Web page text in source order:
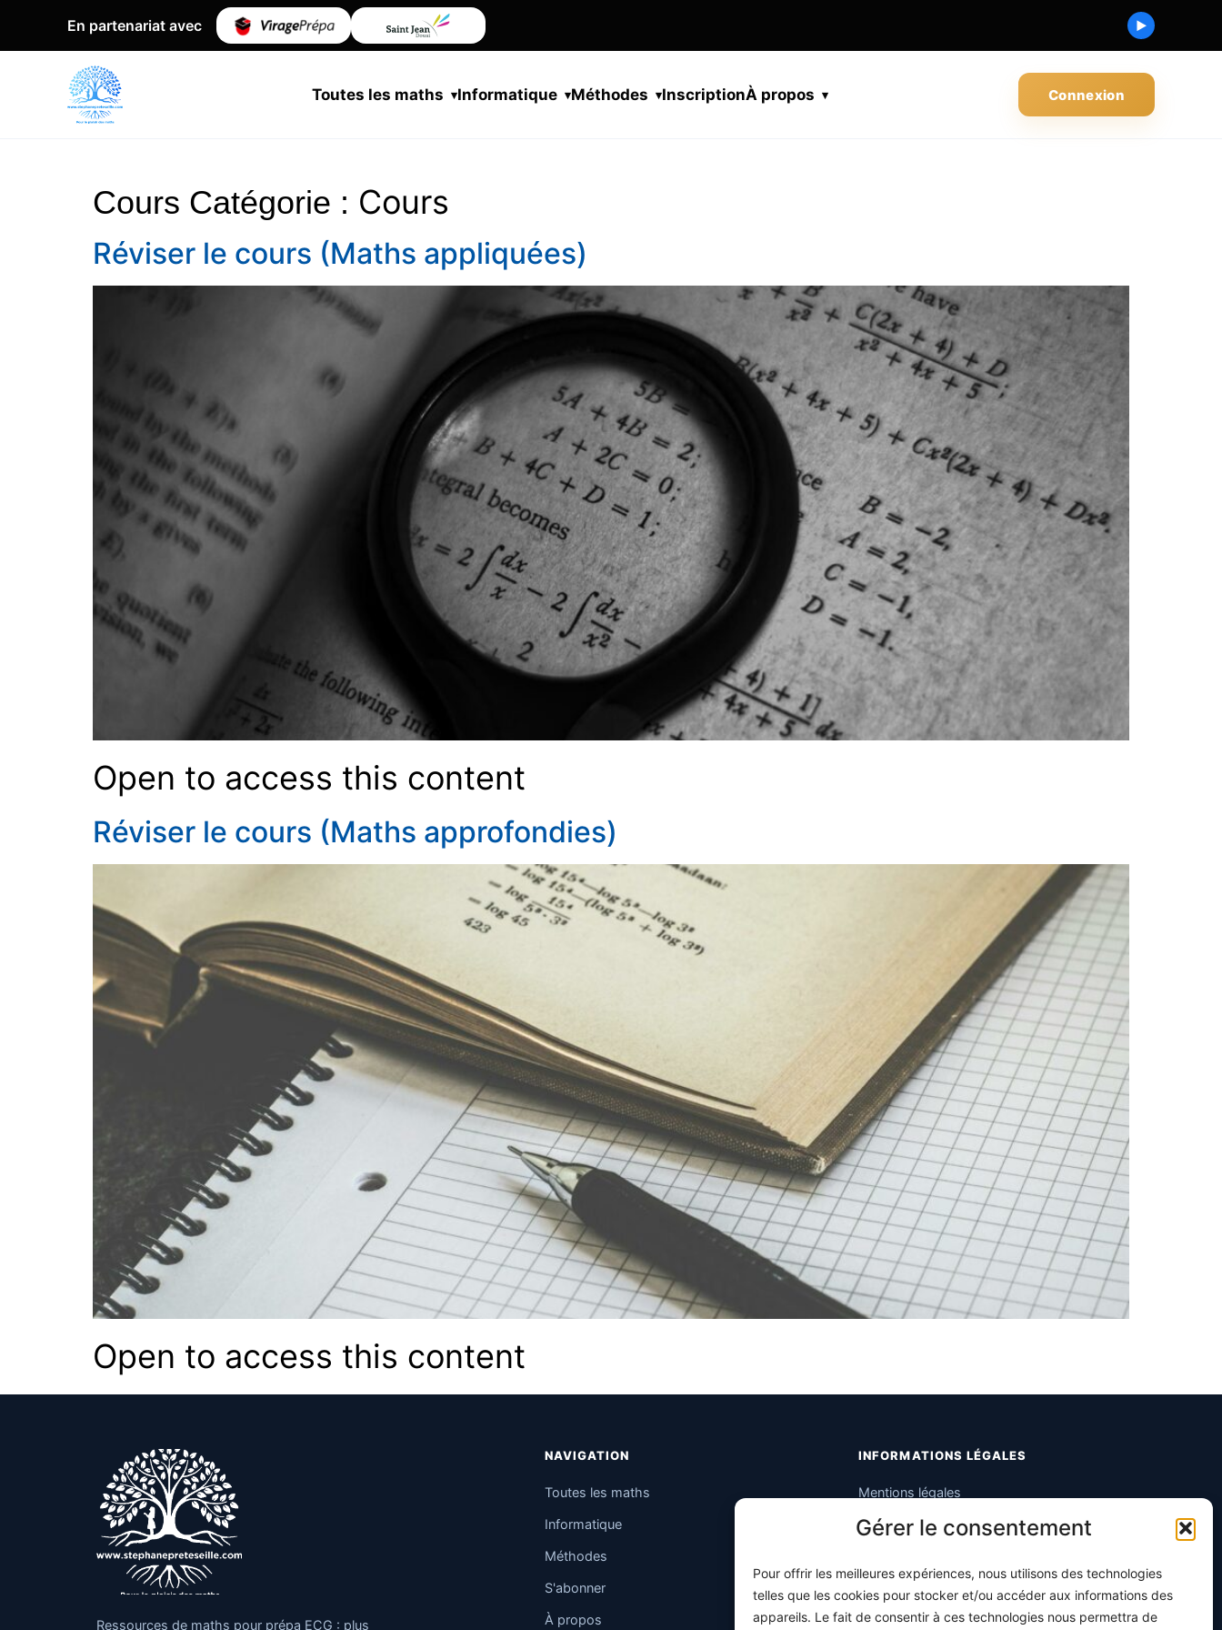
Gérer le consentement
Pour offrir les meilleures expériences, nous utilisons des technologies
telles que les cookies pour stocker et/ou accéder aux informations des
appareils. Le fait de consentir à ces technologies nous permettra de
En partenariat avec ▶
Toutes les maths Informatique Méthodes InscriptionÀ propos Connexion
Cours Catégorie : Cours
Réviser le cours (Maths appliquées)
Open to access this content
Réviser le cours (Maths approfondies)
Open to access this content
Ressources de maths pour prépa ECG : plus
NAVIGATION
Toutes les maths
Informatique
Méthodes
S'abonner
À propos
INFORMATIONS LÉGALES
Mentions légales
Politique de confidentialité
Programme officiel